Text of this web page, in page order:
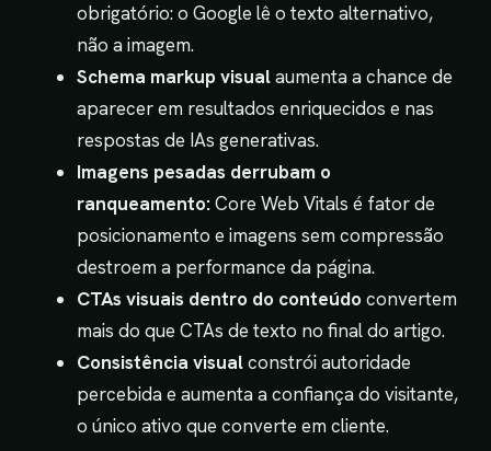
obrigatório: o Google lê o texto alternativo,
não a imagem.
Schema markup visualaumenta a chance de
aparecer em resultados enriquecidos e nas
respostas de IAs generativas.
Imagens pesadas derrubam o
ranqueamento:Core Web Vitals é fator de
posicionamento e imagens sem compressão
destroem a performance da página.
CTAs visuais dentro do conteúdo convertem
mais do que CTAs de texto no final do artigo.
Consistência visualconstrói autoridade
percebida e aumenta a confiança do visitante,
o único ativo que converte em cliente.